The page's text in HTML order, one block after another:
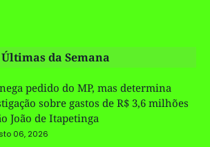
Últimas da Semana
pedido do MP, mas determina
sobre gastos de R$ 3,6 milhões
João de Itapetinga
06, 2026